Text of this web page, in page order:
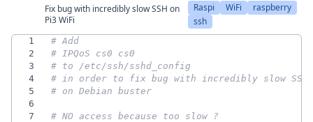
Fix bug with incredibly slow SSH on
Pi3 WiFi
Raspi WiFi
raspberry
ssh
1
# Add
2
# IPQoS cs0 cs0
3
# to /etc/ssh/sshd_config
4
# in order to fix bug with incredibly slow SSH
5
# on Debian buster
6
7
# NO access because too slow ?